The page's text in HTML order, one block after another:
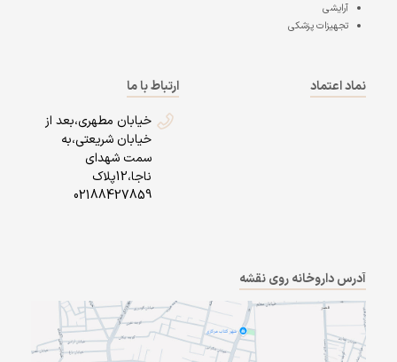
آرایشی
تجهیزات پزشکی
نماد اعتماد
ارتباط با ما
خیابان مطهری،بعد از
خیابان شریعتی،به
سمت شهدای
ناجا،12پلاک
02188427859
آدرس داروخانه روی نقشه